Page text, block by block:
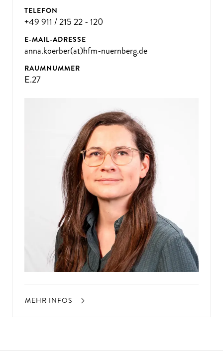
TELEFON
+49 911 / 215 22 - 120
E-MAIL-ADRESSE
anna.koerber(at)hfm-nuernberg.de
RAUMNUMMER
E.27
MEHR INFOS